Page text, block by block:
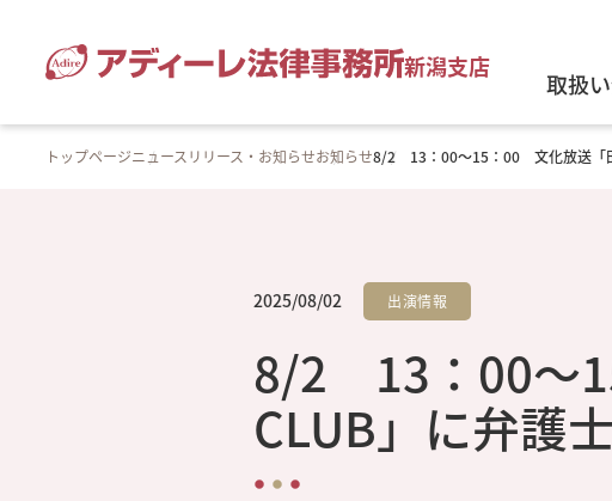
新潟支店
取扱
トップページニュースリリース・お知らせお知らせ8/2 13：00～15：00 文化放送「田
2025/08/02 出演情報
8/2 13：00～
CLUB」に弁護